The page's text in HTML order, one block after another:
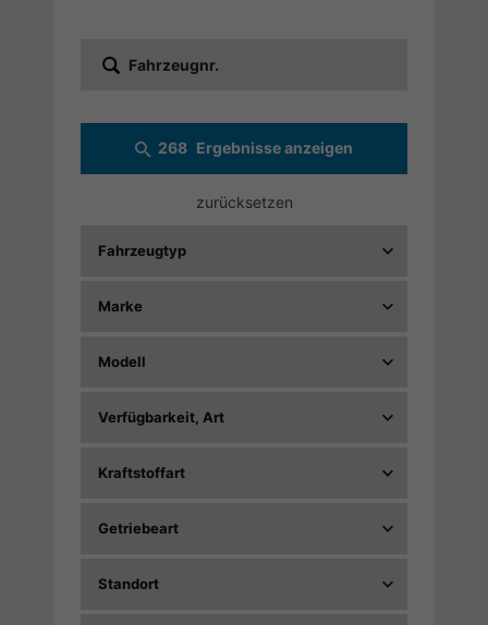
Fahrzeugtyp
Marke
Modell
Verfügbarkeit, Art
Kraftstoffart
Getriebeart
Standort
268 Ergebnisse anzeigen
zurücksetzen